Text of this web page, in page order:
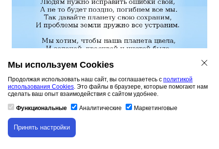
Мы хотим, чтобы наша планета цвела, И зеленой,
красивой и чистой была. Чтобы не было в мире
загубленных рек, И с природой в гармонии жил
рвать, Рыбу, птиц и зверюшек нельзя истреблять,
Экономить ресурсы нам нужно, друзья, И «спасибо»
Скачивание материала доступно только для
авторизованных пользователей.
Мы используем Cookies
Продолжая использовать наш сайт, вы соглашаетесь с политикой
использования Cookies. Это файлы в браузере, которые помогают нам
сделать ваш опыт взаимодействия с сайтом удобнее.
Функциональные Аналитические Маркетинговые
Принять настройки